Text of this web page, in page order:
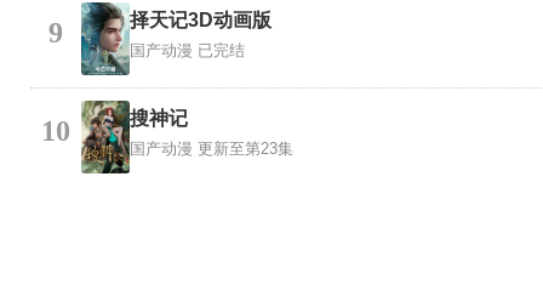
9 择天记3D动画版
国产动漫 已完结
10 搜神记
国产动漫 更新至第23集